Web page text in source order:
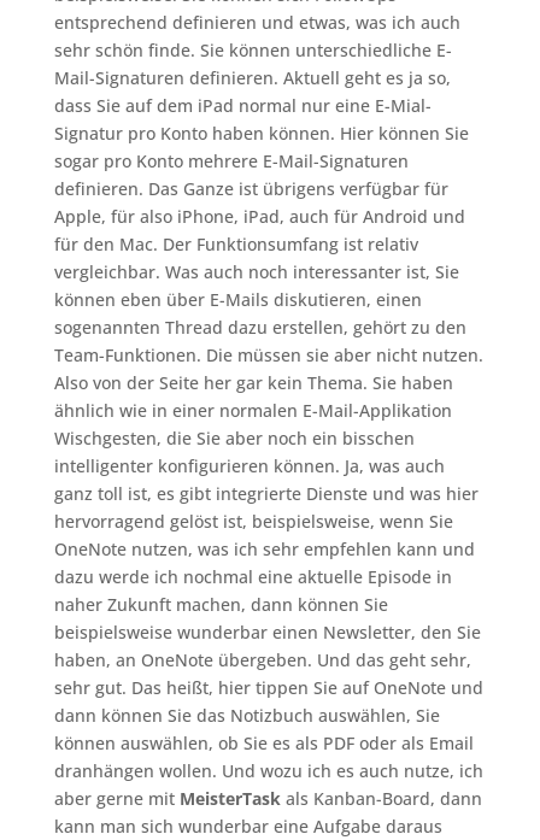
entsprechend definieren und etwas, was ich auch
sehr schön finde. Sie können unterschiedliche E-
Mail-Signaturen definieren. Aktuell geht es ja so,
dass Sie auf dem iPad normal nur eine E-Mial-
Signatur pro Konto haben können. Hier können Sie
sogar pro Konto mehrere E-Mail-Signaturen
definieren. Das Ganze ist übrigens verfügbar für
Apple, für also iPhone, iPad, auch für Android und
für den Mac. Der Funktionsumfang ist relativ
vergleichbar. Was auch noch interessanter ist, Sie
können eben über E-Mails diskutieren, einen
sogenannten Thread dazu erstellen, gehört zu den
Team-Funktionen. Die müssen sie aber nicht nutzen.
Also von der Seite her gar kein Thema. Sie haben
ähnlich wie in einer normalen E-Mail-Applikation
Wischgesten, die Sie aber noch ein bisschen
intelligenter konfigurieren können. Ja, was auch
ganz toll ist, es gibt integrierte Dienste und was hier
hervorragend gelöst ist, beispielsweise, wenn Sie
OneNote nutzen, was ich sehr empfehlen kann und
dazu werde ich nochmal eine aktuelle Episode in
naher Zukunft machen, dann können Sie
beispielsweise wunderbar einen Newsletter, den Sie
haben, an OneNote übergeben. Und das geht sehr,
sehr gut. Das heißt, hier tippen Sie auf OneNote und
dann können Sie das Notizbuch auswählen, Sie
können auswählen, ob Sie es als PDF oder als Email
dranhängen wollen. Und wozu ich es auch nutze, ich
aber gerne mit MeisterTaskals Kanban-Board, dann
kann man sich wunderbar eine Aufgabe daraus